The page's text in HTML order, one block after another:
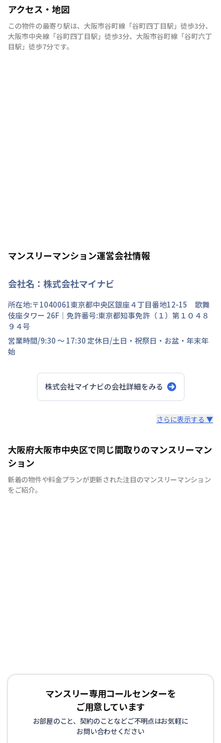
アクセス・地図
この物件の最寄り駅は、 大阪市谷町線 「谷町四丁目駅 」 徒歩3分、
大阪市中央線 「谷町四丁目駅 」 徒歩3分、 大阪市谷町線 「谷町六丁
目駅 」 徒歩7分です。
マンスリーマンション運営会社情報
会社名： 株式会社マイナビ
所在地:〒1040061東京都中央区銀座４丁目番地12-15 歌舞
伎座タワー 26F ｜免許番号:東京都知事免許（１）第１０４８
９４号
営業時間/9:30 ～ 17:30 定休日/土日・祝祭日・お盆・年末年
始
株式会社マイナビの会社詳細をみる
快適で安心な住まいをご提供。入居者様の住み心地と健康
を考え、専門部隊がお部屋を厳選！入居者満足度97％！
さらに表示する ▼
大阪府大阪市中央区で同じ間取りのマンスリーマン
ション
新着の物件や料金プランが更新された注目のマンスリーマンション
をご紹介。
マンスリー専用コールセンターを
ご用意しています
お部屋のこと、契約のことなどご不明点はお気軽に
お問い合わせください